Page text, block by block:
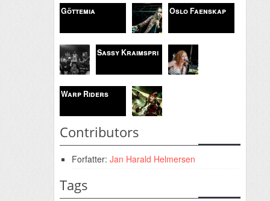
Göttemia Oslo Faenskap
Sassy Kraimspri
Warp Riders
Contributors
Forfatter: Jan Harald Helmersen
Tags